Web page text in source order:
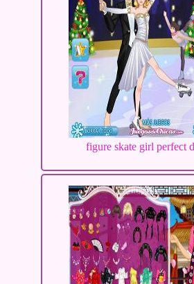
figure skate girl perfect